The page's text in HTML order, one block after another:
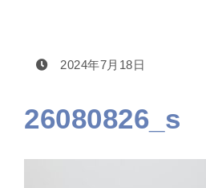
2024年7月18日
26080826_s